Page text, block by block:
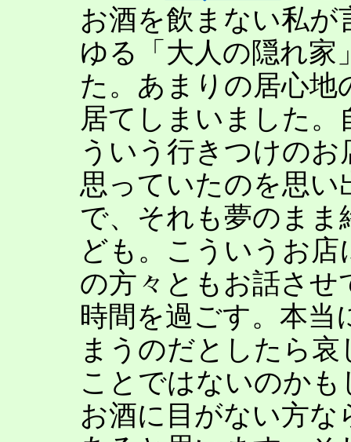
お酒を飲まない私
ゆる「大人の隠れ家
た。あまりの居心地
居てしまいました
ういう行きつけの
思っていたのを思い
で、それも夢のま
ども。こういうお
の方々ともお話さ
時間を過ごす。本
まうのだとしたら
ことではないのか
お酒に目がない方な